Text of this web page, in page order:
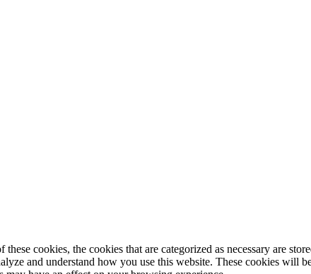
cookies, the cookies that are categorized as necessary are
and understand how you use this website. These cookies will